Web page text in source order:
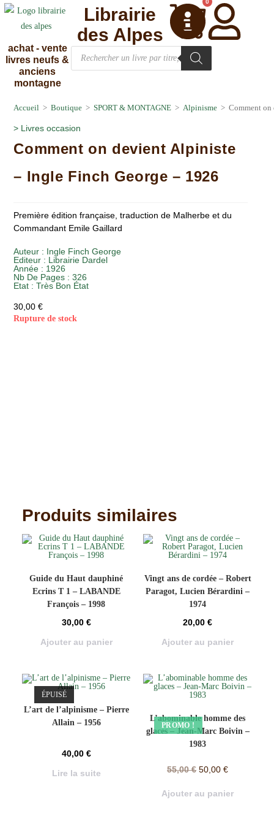
achat - vente
livres neufs &
anciens
montagne
0
Librairie
des Alpes
Accueil > Boutique > SPORT & MONTAGNE > Alpinisme > Comment
> Livres occasion
Comment on devient Alpiniste
– Ingle Finch George – 1926
Première édition française, traduction de Malherbe et du
Commandant Emile Gaillard
Auteur : Ingle Finch George
Editeur : Librairie Dardel
Année : 1926
Nb De Pages : 326
Etat :Très Bon État
30,00€
Rupture de stock
Produits similaires
Guide du Haut dauphiné
Ecrins T 1 – LABANDE
François – 1998
30,00 €
Ajouter au panier
Vingt ans de cordée – Robert
Paragot, Lucien Bérardini –
1974
20,00€
Ajouter au panier
ÉPUISÉ
L’art de l’alpinisme – Pierre
Allain – 1956
40,00 €
Lire la suite
PROMO !
L’abominable homme des
glaces – Jean-Marc Boivin –
1983
55,00€ 50,00€
Ajouter au panier